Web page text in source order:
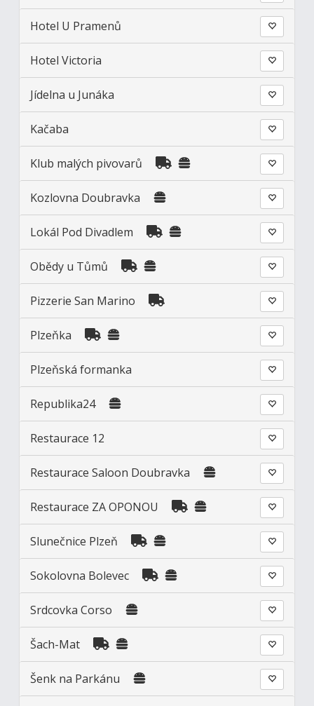
Hotel U Pramenů
Hotel Victoria
Jídelna u Junáka
Kačaba
Klub malých pivovarů
Kozlovna Doubravka
Lokál Pod Divadlem
Obědy u Tůmů
Pizzerie San Marino
Plzeňka
Plzeňská formanka
Republika24
Restaurace 12
Restaurace Saloon Doubravka
Restaurace ZA OPONOU
Slunečnice Plzeň
Sokolovna Bolevec
Srdcovka Corso
Šach-Mat
Šenk na Parkánu